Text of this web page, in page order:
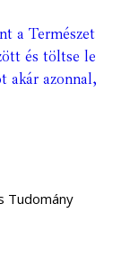
a Természet
és töltse le
akár azonnal,
Tudomány